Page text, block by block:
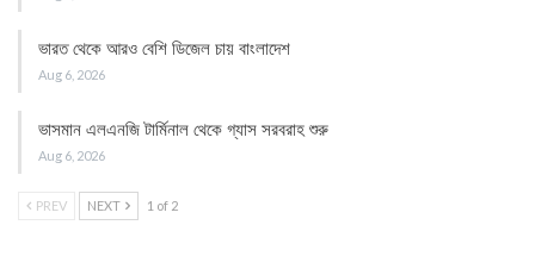
ভারত থেকে আরও বেশি ডিজেল চায় বাংলাদেশ
Aug 6, 2026
ভাসমান এলএনজি টার্মিনাল থেকে গ্যাস সরবরাহ শুরু
Aug 6, 2026
PREV NEXT 1 of 2